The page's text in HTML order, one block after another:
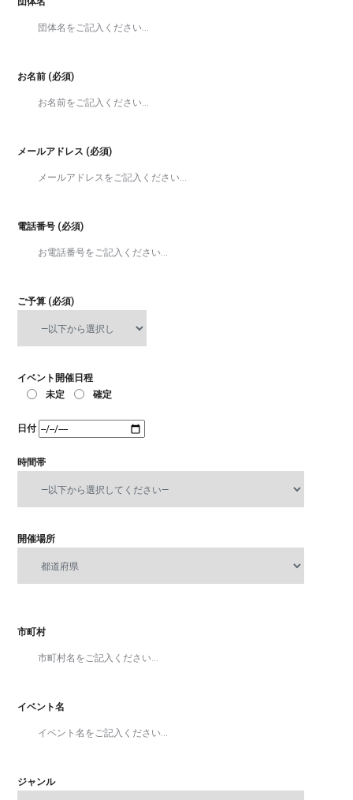
お名前 (必須)
メールアドレス (必須)
電話番号 (必須)
ご予算 (必須)
イベント開催日程
未定
確定
日付
時間帯
開催場所
市町村
イベント名
ジャンル